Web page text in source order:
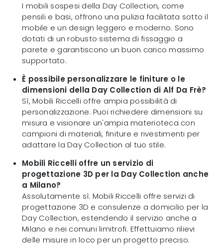
I mobili sospesi della Day Collection, come
pensili e basi, offrono una pulizia facilitata sotto il
mobile e un design leggero e moderno. Sono
dotati di un robusto sistema di fissaggio a
parete e garantiscono un buon carico massimo
supportato.
È possibile personalizzare le finiture o le
dimensioni della Day Collection di Alf Da Frè?
Sì, Mobili Riccelli offre ampia possibilità di
personalizzazione. Puoi richiedere dimensioni su
misura e visionare un'ampia materioteca con
campioni di materiali, finiture e rivestimenti per
adattare la Day Collection al tuo stile.
Mobili Riccelli offre un servizio di
progettazione 3D per la Day Collection anche
a Milano?
Assolutamente sì. Mobili Riccelli offre servizi di
progettazione 3D e consulenze a domicilio per la
Day Collection, estendendo il servizio anche a
Milano e nei comuni limitrofi. Effettuiamo rilievi
delle misure in loco per un progetto preciso.